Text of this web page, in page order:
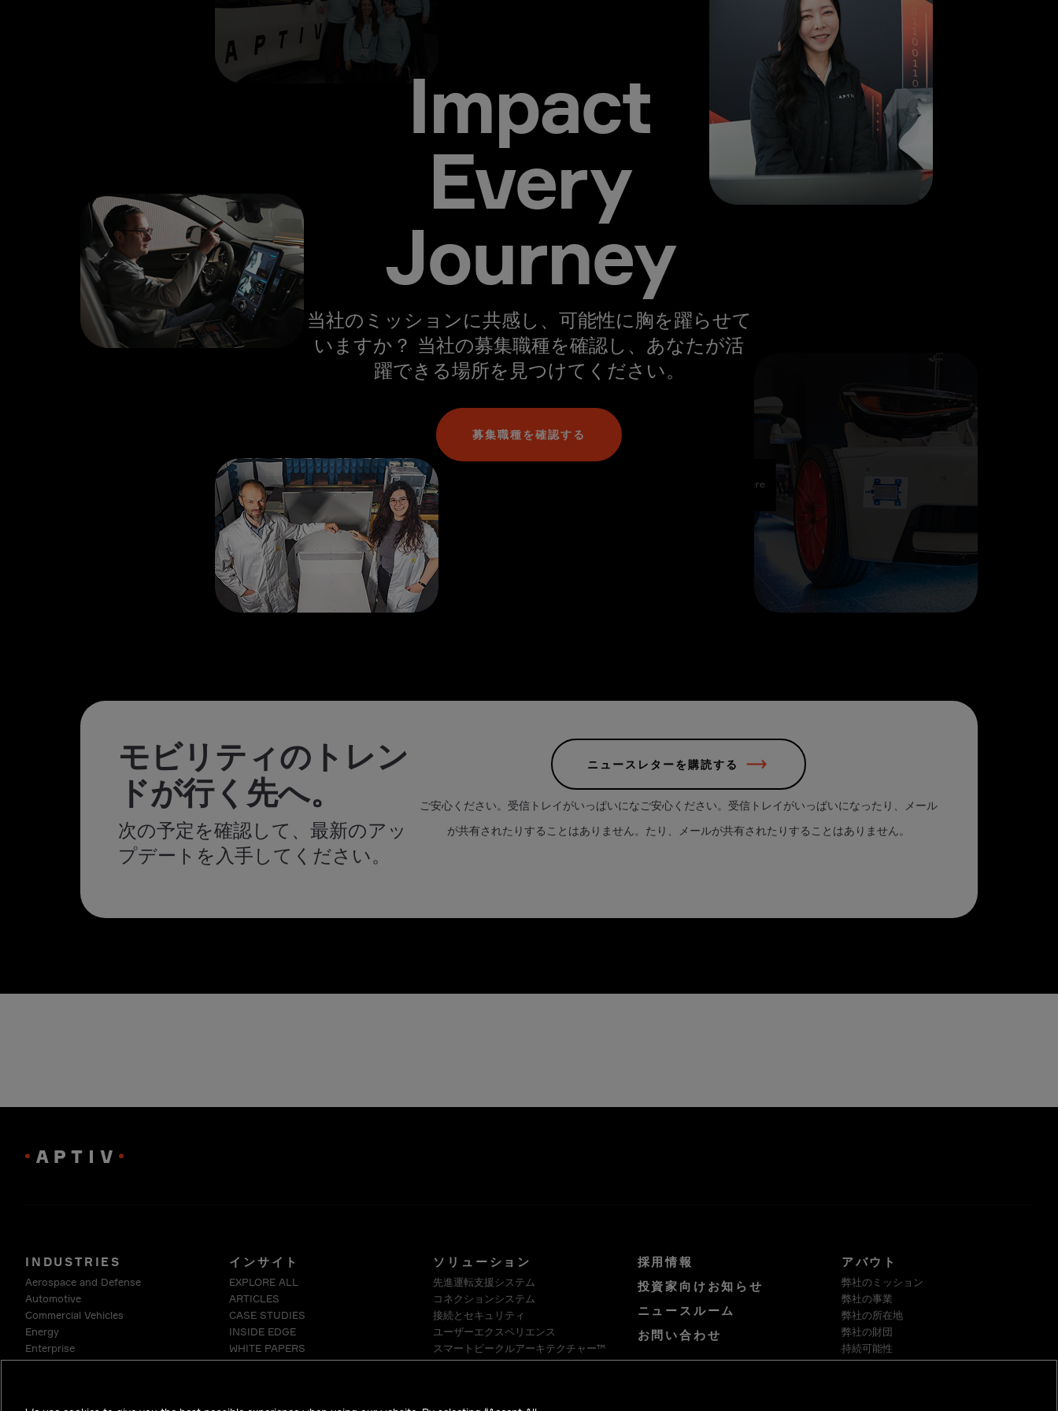
Impact
Every
Journey
当社のミッションに共感し、可能性に胸を躍らせて
いますか？ 当社の募集職種を確認し、あなたが活
躍できる場所を見つけてください。
募集職種を確認する
モビリティのトレン
ドが行く先へ。
次の予定を確認して、最新のアッ
プデートを入手してください。
ニュースレターを購読する
ご安心ください。受信トレイがいっぱいになご安心ください。受信トレイがいっぱいになったり、メール
が共有されたりすることはありません。たり、メールが共有されたりすることはありません。
INDUSTRIES
Aerospace and Defense
Automotive
Commercial Vehicles
Energy
Enterprise
Industrials & Robotics
インサイト
EXPLORE ALL
ARTICLES
CASE STUDIES
INSIDE EDGE
WHITE PAPERS
ソリューション
先進運転支援システム
コネクションシステム
接続とセキュリティ
ユーザーエクスペリエンス
スマートビークルアーキテクチャー™
ソフトウェア・プラットフォームとサー
採用情報
投資家向けお知らせ
ニュースルーム
お問い合わせ
アバウト
弊社のミッション
弊社の事業
弊社の所在地
弊社の財団
持続可能性
サプライヤー